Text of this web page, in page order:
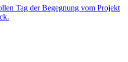
Tag der Begegnung vom Projekt